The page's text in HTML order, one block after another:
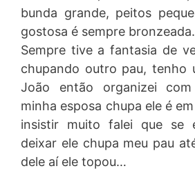
bunda grande, peitos
gostosa é sempre bronzeada.
Sempre tive a fantasia de
chupando outro pau, tenho
João então organizei
minha esposa chupa ele é
insistir muito falei que se
deixar ele chupa meu pau
dele aí ele topou…